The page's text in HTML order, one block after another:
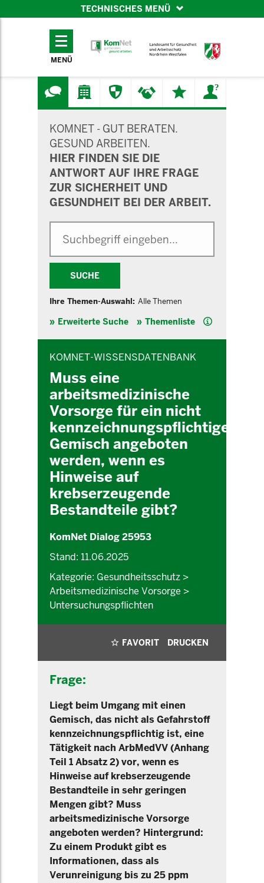
TECHNISCHES MENÜ
TECHNISCHES
MENÜ
KOMNET - GUT BERATEN.
GESUND ARBEITEN.
HIER FINDEN SIE DIE
ANTWORT AUF IHRE FRAGE
ZUR SICHERHEIT UND
GESUNDHEIT BEI DER ARBEIT.
SUCHE
Ihre Themen-Auswahl: Alle Themen
Erweiterte Suche Themenliste Hilfe
KOMNET-WISSENSDATENBANK
Muss eine
arbeitsmedizinische
Vorsorge für ein nicht
kennzeichnungspflichtiges
Gemisch angeboten
werden, wenn es
Hinweise auf
krebserzeugende
Bestandteile gibt?
KomNet Dialog 25953
Stand: 11.06.2025
Kategorie: Gesundheitsschutz >
Arbeitsmedizinische Vorsorge >
Untersuchungspflichten
FAVORIT DRUCKEN
Frage:
Liegt beim Umgang mit einen
Gemisch, das nicht als Gefahrstoff
kennzeichnungspflichtig ist, eine
Tätigkeit nach ArbMedVV (Anhang
Teil 1 Absatz 2) vor, wenn es
Hinweise auf krebserzeugende
Bestandteile in sehr geringen
Mengen gibt? Muss
arbeitsmedizinische Vorsorge
angeboten werden? Hintergrund:
Zu einem Produkt gibt es
Informationen, dass als
Verunreinigung bis zu 25 ppm